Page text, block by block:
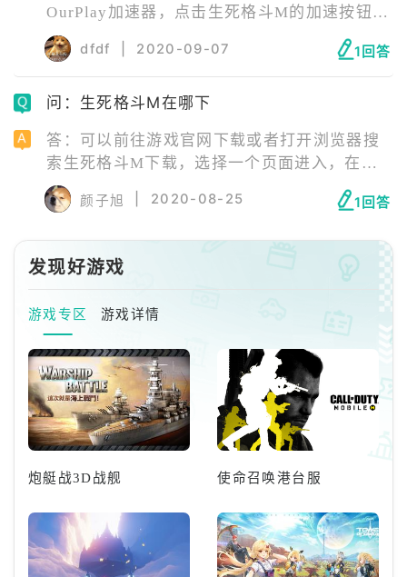
OurPlay加速器，点击生死格斗M的加速按钮，
就可以进入游戏，登录界面选择谷歌登录即可
登录成功。
dfdf 2020-09-07 1回答
问：生死格斗M在哪下
答：可以前往游戏官网下载或者打开浏览器搜
索生死格斗M下载，选择一个页面进入，在页
面点击下载按钮，下载所需要的安装包即可。
玩家也可以直接在手机里自带的各种安卓应用
推荐采用这种方法，也比较方便。
颜子旭 2020-08-25 1回答
发现好游戏
游戏专区 游戏详情
炮艇战3D战舰 使命召唤港台服